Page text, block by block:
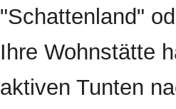
"Schattenland"
Ihre Wohnstätte
aktiven Tunten